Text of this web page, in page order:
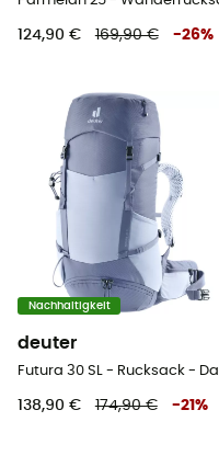
124,90 € 169,90 € -26%
Nachhaltigkeit
deuter
138,90 € 174,90 € -21 %